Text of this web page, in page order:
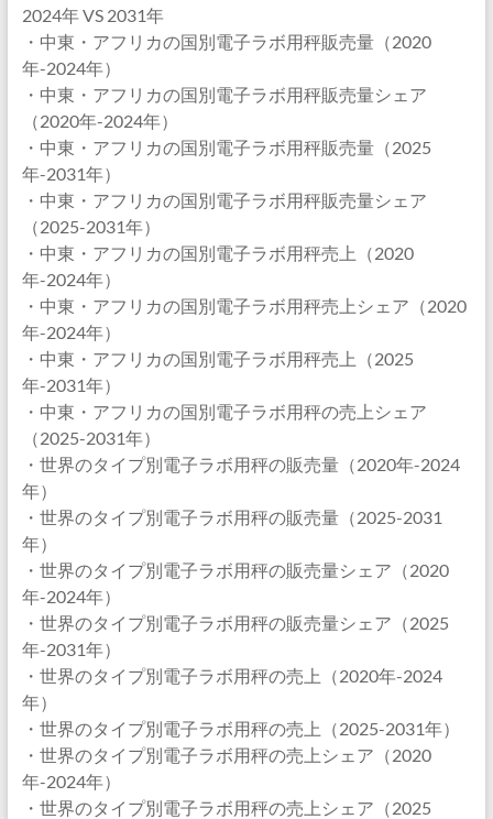
2024年 VS 2031年
・中東・アフリカの国別電子ラボ用秤販売量（2020
年-2024年）
・中東・アフリカの国別電子ラボ用秤販売量シェア
（2020年-2024年）
・中東・アフリカの国別電子ラボ用秤販売量（2025
年-2031年）
・中東・アフリカの国別電子ラボ用秤販売量シェア
（2025-2031年）
・中東・アフリカの国別電子ラボ用秤売上（2020
年-2024年）
・中東・アフリカの国別電子ラボ用秤売上シェア（2020
年-2024年）
・中東・アフリカの国別電子ラボ用秤売上（2025
年-2031年）
・中東・アフリカの国別電子ラボ用秤の売上シェア
（2025-2031年）
・世界のタイプ別電子ラボ用秤の販売量（2020年-2024
年）
・世界のタイプ別電子ラボ用秤の販売量（2025-2031
年）
・世界のタイプ別電子ラボ用秤の販売量シェア（2020
年-2024年）
・世界のタイプ別電子ラボ用秤の販売量シェア（2025
年-2031年）
・世界のタイプ別電子ラボ用秤の売上（2020年-2024
年）
・世界のタイプ別電子ラボ用秤の売上（2025-2031年）
・世界のタイプ別電子ラボ用秤の売上シェア（2020
年-2024年）
・世界のタイプ別電子ラボ用秤の売上シェア（2025